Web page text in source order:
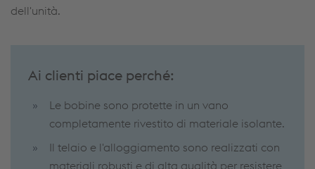
dell'unità.
Ai clienti piace perché:
Le bobine sono protette in un vano
completamente rivestito di materiale isolante.
Il telaio e l'alloggiamento sono realizzati con
materiali robusti e di alta qualità per resistere